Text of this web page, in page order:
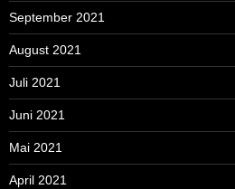
September 2021
August 2021
Juli 2021
Juni 2021
Mai 2021
April 2021